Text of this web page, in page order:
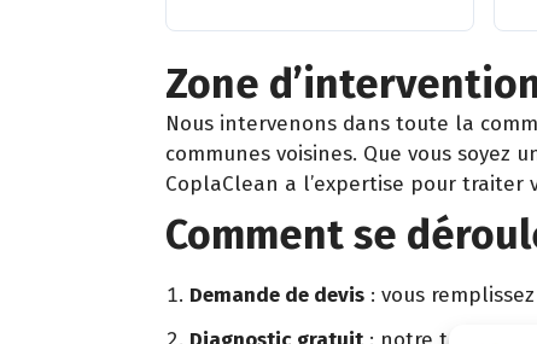
Zone
Nous intervenons dans toute la
communes voisines. Que vous
CoplaClean a l’expertise pour traiter
Comment se
Demande de devis : vous